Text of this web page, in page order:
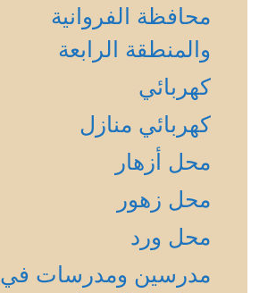
محافظة الفروانية
والمنطقة الرابعة
كهربائي
كهربائي منازل
محل أزهار
محل زهور
محل ورد
مدرسين ومدرسات في